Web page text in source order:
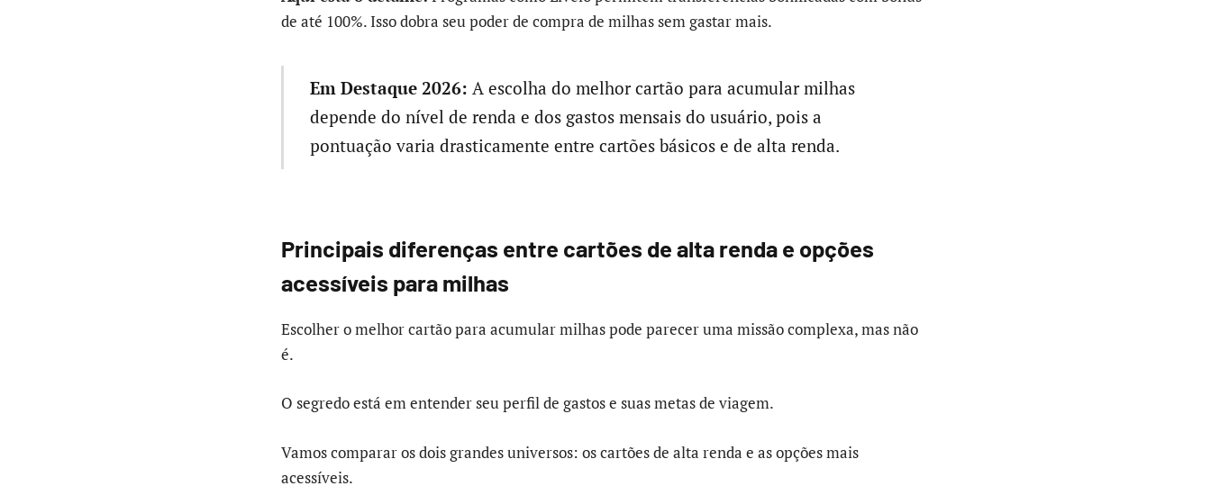
de até 100%. Isso dobra seu poder de compra de milhas sem gastar mais.
Em Destaque 2026: A escolha do melhor cartão para acumular milhas
depende do nível de renda e dos gastos mensais do usuário, pois a
pontuação varia drasticamente entre cartões básicos e de alta renda.
Principais diferenças entre cartões de alta renda e opções
acessíveis para milhas
Escolher o melhor cartão para acumular milhas pode parecer uma missão complexa, mas não
é.
O segredo está em entender seu perfil de gastos e suas metas de viagem.
Vamos comparar os dois grandes universos: os cartões de alta renda e as opções mais
acessíveis.